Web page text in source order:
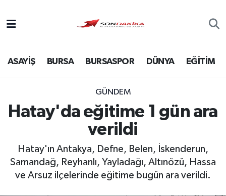
ASAYİŞ BURSA BURSASPOR DÜNYA EĞİTİM
GÜNDEM
Hatay'da eğitime 1 gün ara
verildi
Hatay'ın Antakya, Defne, Belen, İskenderun,
Samandağ, Reyhanlı, Yayladağı, Altınözü, Hassa
ve Arsuz ilçelerinde eğitime bugün ara verildi.
Bursa
Ekonomi
Genel